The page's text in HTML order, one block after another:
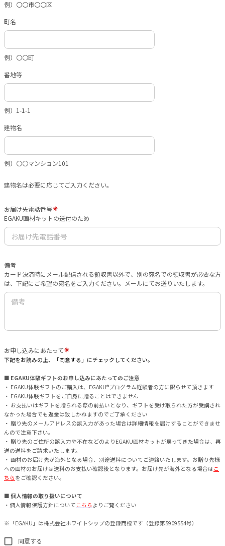
例）〇〇市〇〇区
町名
例）〇〇町
番地等
例）1-1-1
建物名
例）〇〇マンション101
建物名は必要に応じてご入力ください。
お届け先電話番号
EGAKU画材キットの送付のため
備考
カード決済時にメール配信される領収書以外で、別の宛名での領収書が必要な方
は、下記にご希望の宛名をご入力ください。メールにてお送りいたします。
お申し込みにあたって
下記をお読みの上、「同意する」にチェックしてください。
■ EGAKU体験ギフトのお申し込みにあたってのご注意
・ EGAKU体験ギフトのご購入は、EGAKU®️プログラム経験者の方に限らせて頂きます
・ EGAKU体験ギフトをご自身に贈ることはできません
・ お支払いはギフトを贈られる際の前払いとなり、ギフトを受け取られた方が受講され
なかった場合でも返金は致しかねますのでご了承ください
・ 贈り先のメールアドレスの誤入力があった場合は詳細情報を届けすることができませ
んので注意下さい。
・ 贈り先のご住所の誤入力や不在などのよりEGAKU画材キットが戻ってきた場合は、再
送の送料をご請求いたします。
・ 画材のお届け先が海外となる場合、別途送料についてご連絡いたします。お贈り先様
への画材のお届けは送料のお支払い確認後となります。お届け先が海外となる場合は こ
ちら をご確認ください。
■ 個人情報の取り扱いについて
・個人情報保護方針について こちら よりご覧ください
※「EGAKU」は株式会社ホワイトシップの登録商標です（登録第5909554号）
同意する